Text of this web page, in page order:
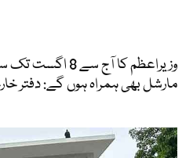
وزیراعظم کا آج
مارشل بھی ہمراہ ہوں گے: دفتر